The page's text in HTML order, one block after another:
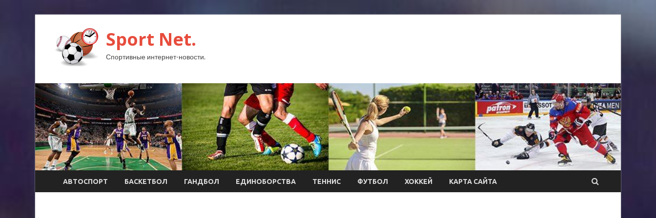
Sport Net.
Спортивные интернет-новости.
АВТОСПОРТ БАСКЕТБОЛ ГАНДБОЛ ЕДИНОБОРСТВА ТЕННИС ФУТБОЛ ХОККЕЙ КАРТА САЙТА